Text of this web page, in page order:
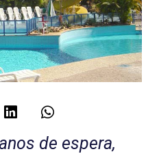
de espera,